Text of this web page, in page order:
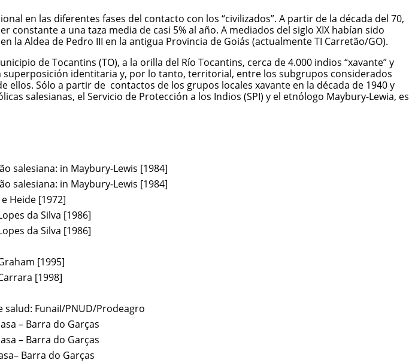
en las diferentes fases del contacto con los “civilizados”. A partir de la década del 70,
a una taza media de casi 5% al año. A mediados del siglo XIX habían sido
Aldea de Pedro III en la antigua Provincia de Goiás (actualmente TI Carretão/GO).
de Tocantins (TO), a la orilla del Río Tocantins, cerca de 4.000 indios “xavante” y
identitaria y, por lo tanto, territorial, entre los subgrupos considerados
Sólo a partir de contactos de los grupos locales xavante en la década de 1940 y
salesianas, el Servicio de Protección a los Indios (SPI) y el etnólogo Maybury-Lewia, es
salesiana: in Maybury-Lewis [1984]
salesiana: in Maybury-Lewis [1984]
Heide [1972]
da Silva [1986]
da Silva [1986]
[1995]
[1998]
salud: FunaiI/PNUD/Prodeagro
– Barra do Garças
– Barra do Garças
Barra do Garças